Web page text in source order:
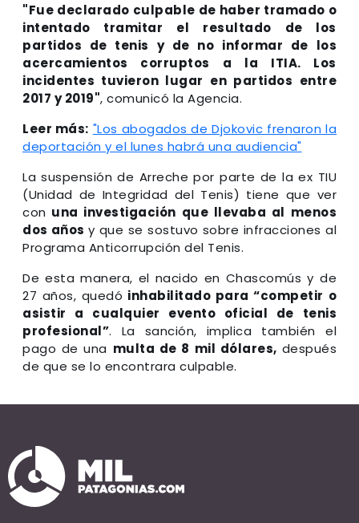
"Fue declarado culpable de haber tramado o
intentado tramitar el resultado de los
partidos de tenis y de no informar de los
acercamientos corruptos a la ITIA. Los
incidentes tuvieron lugar en partidos entre
2017 y 2019", comunicó la Agencia.
Leer más: "Los abogados de Djokovic frenaron la
deportación y el lunes habrá una audiencia"
La suspensión de Arreche por parte de la ex TIU
(Unidad de Integridad del Tenis) tiene que ver
con una investigación que llevaba al menos
dos añosy que se sostuvo sobre infracciones al
Programa Anticorrupción del Tenis.
De esta manera, el nacido en Chascomús y de
27 años, quedó inhabilitado para “competir o
asistir a cualquier evento oficial de tenis
profesional”. La sanción, implica también el
pago de una multa de 8 mil dólares, después
de que se lo encontrara culpable.